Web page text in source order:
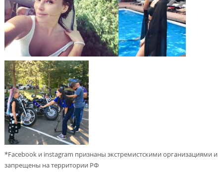
*Facebook и instagram признаны экстремистскими организациями и
запрещены на территории РФ